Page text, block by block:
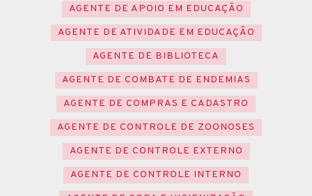
AGENTE DE APOIO EM EDUCAÇÃO
AGENTE DE ATIVIDADE EM EDUCAÇÃO
AGENTE DE BIBLIOTECA
AGENTE DE COMBATE DE ENDEMIAS
AGENTE DE COMPRAS E CADASTRO
AGENTE DE CONTROLE DE ZOONOSES
AGENTE DE CONTROLE EXTERNO
AGENTE DE CONTROLE INTERNO